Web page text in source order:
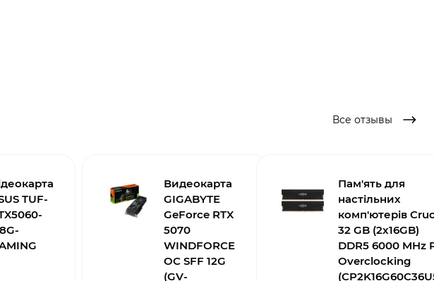
Все отзывы
TUF-
Видеокарта
GIGABYTE
GeForce RTX
5070
WINDFORCE
OC SFF 12G
(GV-
Пам'ять для
настільних
комп'ютерів
32 GB (2x16GB)
DDR5 6000 MHz
Overclocking